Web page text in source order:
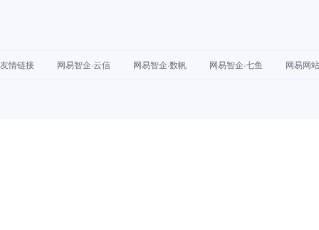
友情链接 网易智企·云信 网易智企·数帆 网易智企·七鱼 网易网